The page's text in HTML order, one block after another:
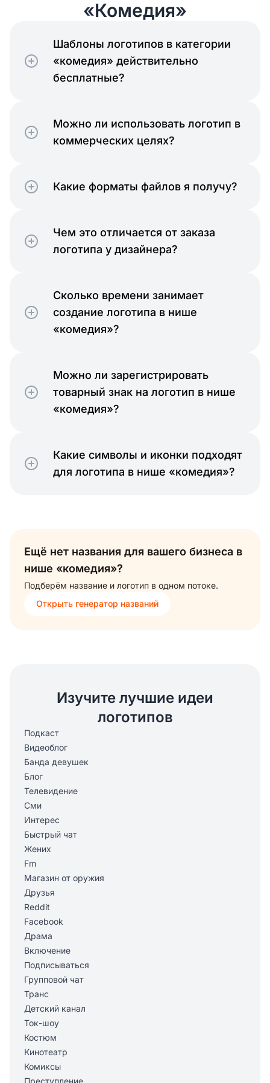
«Комедия»
Шаблоны логотипов в категории
«комедия» действительно
бесплатные?
Можно ли использовать логотип в
коммерческих целях?
Какие форматы файлов я получу?
Чем это отличается от заказа
логотипа у дизайнера?
Сколько времени занимает
создание логотипа в нише
«комедия»?
Можно ли зарегистрировать
товарный знак на логотип в нише
«комедия»?
Какие символы и иконки подходят
для логотипа в нише «комедия»?
Ещё нет названия для вашего бизнеса в
нише «комедия»?
Подберём название и логотип в одном потоке.
Открыть генератор названий
Изучите лучшие идеи
логотипов
Подкаст
Видеоблог
Банда девушек
Блог
Телевидение
Сми
Интерес
Быстрый чат
Жених
Fm
Магазин от оружия
Друзья
Reddit
Facebook
Драма
Включение
Подписываться
Групповой чат
Транс
Детский канал
Ток-шоу
Костюм
Кинотеатр
Комиксы
Преступление